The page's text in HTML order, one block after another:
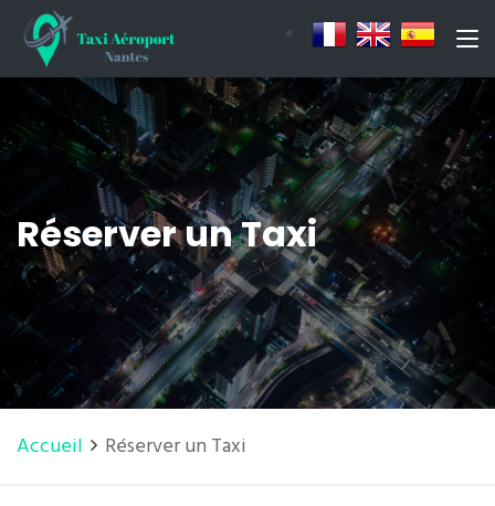
Réserver un Taxi
Accueil Réserver un Taxi